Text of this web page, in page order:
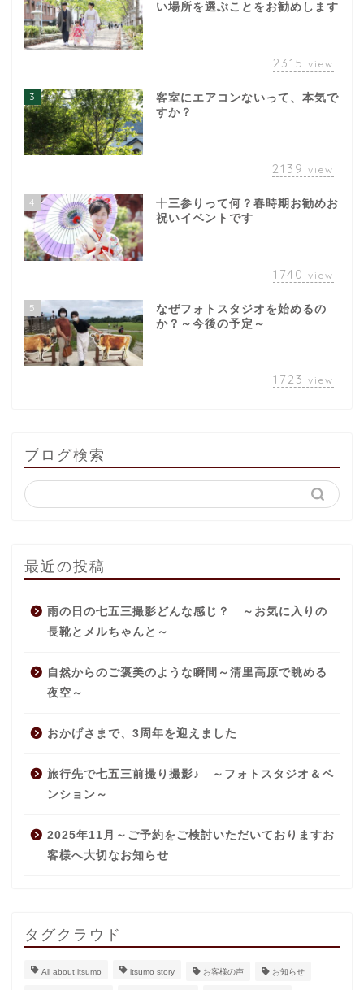
い場所を選ぶことをお勧めします
2315 view
3
客室にエアコンないって、本気で
すか？
2139 view
4
十三参りって何？春時期お勧めお
祝いイベントです
1740 view
5
なぜフォトスタジオを始めるの
か？～今後の予定～
1723 view
ブログ検索
最近の投稿
雨の日の七五三撮影どんな感じ？ ～お気に入りの
長靴とメルちゃんと～
自然からのご褒美のような瞬間～清里高原で眺める
夜空～
おかげさまで、3周年を迎えました
旅行先で七五三前撮り撮影♪ ～フォトスタジオ＆ペ
ンション～
2025年11月～ご予約をご検討いただいておりますお
客様へ大切なお知らせ
タグクラウド
All about itsumo itsumo story お客様の声 お知らせ